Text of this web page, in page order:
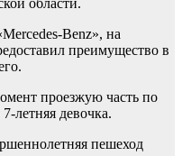
Benz», на
преимущество в
проезжую часть по
летняя девочка.
пешеход